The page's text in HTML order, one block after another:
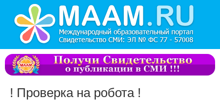
! Проверка на робота !